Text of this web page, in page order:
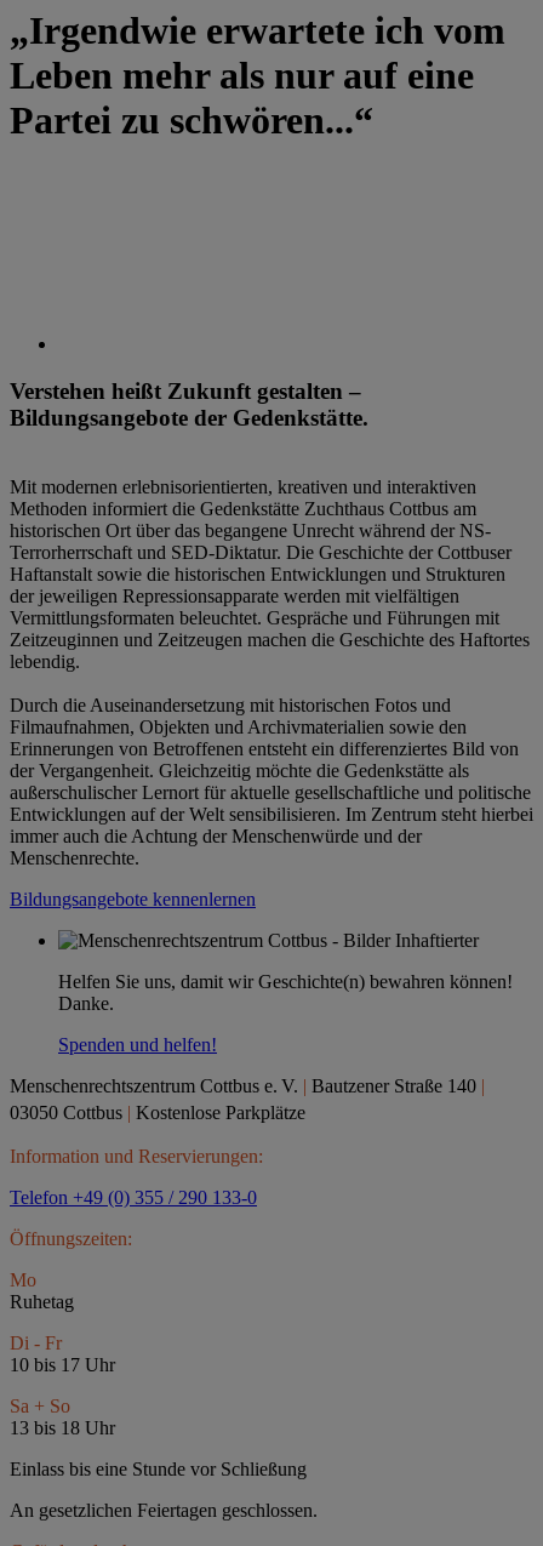
„Irgendwie erwartete ich vom
Leben mehr als nur auf eine
Partei zu schwören...“
Verstehen heißt Zukunft gestalten –
Bildungsangebote der Gedenkstätte.
Mit modernen erlebnisorientierten, kreativen und interaktiven
Methoden informiert die Gedenkstätte Zuchthaus Cottbus am
historischen Ort über das begangene Unrecht während der NS-
Terrorherrschaft und SED-Diktatur. Die Geschichte der Cottbuser
Haftanstalt sowie die historischen Entwicklungen und Strukturen
der jeweiligen Repressionsapparate werden mit vielfältigen
Vermittlungsformaten beleuchtet. Gespräche und Führungen mit
Zeitzeuginnen und Zeitzeugen machen die Geschichte des Haftortes
lebendig.
Durch die Auseinandersetzung mit historischen Fotos und
Filmaufnahmen, Objekten und Archivmaterialien sowie den
Erinnerungen von Betroffenen entsteht ein differenziertes Bild von
der Vergangenheit. Gleichzeitig möchte die Gedenkstätte als
außerschulischer Lernort für aktuelle gesellschaftliche und politische
Entwicklungen auf der Welt sensibilisieren. Im Zentrum steht hierbei
immer auch die Achtung der Menschenwürde und der
Menschenrechte.
Bildungsangebote kennenlernen
Helfen Sie uns, damit wir Geschichte(n) bewahren können!
Danke.
Spenden und helfen!
Menschenrechtszentrum Cottbus e. V. | Bautzener Straße 140 |
03050 Cottbus | Kostenlose Parkplätze
Information und Reservierungen:
Telefon +49 (0) 355 / 290 133-0
Öffnungszeiten:
Mo
Ruhetag
Di - Fr
10 bis 17 Uhr
Sa + So
13 bis 18 Uhr
Einlass bis eine Stunde vor Schließung
An gesetzlichen Feiertagen geschlossen.